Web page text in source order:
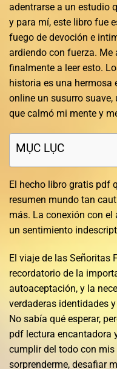
adentrarse a un estudio
y para mí, este libro fue
fuego de devoción e
ardiendo con fuerza. Me
finalmente a leer esto.
historia es una hermosa
online un susurro
que calmó mi mente y
MỤC LỤC
El hecho libro gratis pdf
resumen mundo tan
más. La conexión con el
un sentimiento
El viaje de las Señoritas
recordatorio de la
autoaceptación, y la
verdaderas identidades
No sabía qué esperar,
pdf lectura encantadora
cumplir del todo con
sorprenderme, desafiar